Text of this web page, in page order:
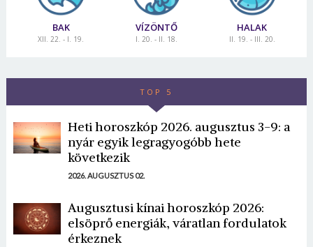
BAK
XII. 22. - I. 19.
VÍZÖNTŐ
I. 20. - II. 18.
HALAK
II. 19. - III. 20.
TOP 5
Heti horoszkóp 2026. augusztus 3-9: a
nyár egyik legragyogóbb hete
következik
2026. AUGUSZTUS 02.
Augusztusi kínai horoszkóp 2026:
elsöprő energiák, váratlan fordulatok
érkeznek